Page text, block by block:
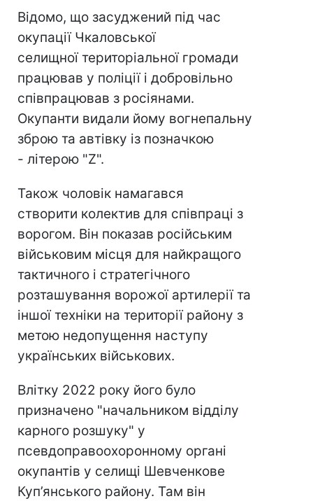
Відомо, що засуджений під час
окупації Чкаловської
селищної територіальної громади
працював у поліції і добровільно
співпрацював з росіянами.
Окупанти видали йому вогнепальну
зброю та автівку із позначкою
- літерою "Z".
Також чоловік намагався
створити колектив для співпраці з
ворогом. Він показав російським
військовим місця для найкращого
тактичного і стратегічного
розташування ворожої артилерії та
іншої техніки на території району з
метою недопущення наступу
українських військових.
Влітку 2022 року його було
призначено "начальником відділу
карного розшуку" у
псевдоправоохоронному органі
окупантів у селищі Шевченкове
Куп’янського району. Там він